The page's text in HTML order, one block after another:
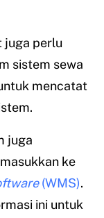
juga perlu
sistem sewa
mencatat
juga
ke
(WMS).
ini untuk